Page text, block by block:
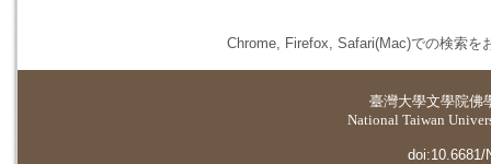
Chrome, Firefox, Safari(Mac)での検索を
臺灣大學文學院佛
National Taiwan
doi:10.6681/